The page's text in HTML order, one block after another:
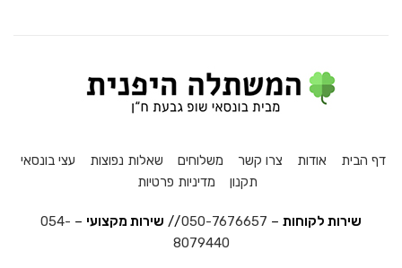
דף הבית אודות צרו קשר משלוחים שאלות נפוצות
עצי בונסאי
תקנון
מדיניות פרטיות
שירות לקוחות –
050-7676657
// שירות מקצועי –
054-
8079440